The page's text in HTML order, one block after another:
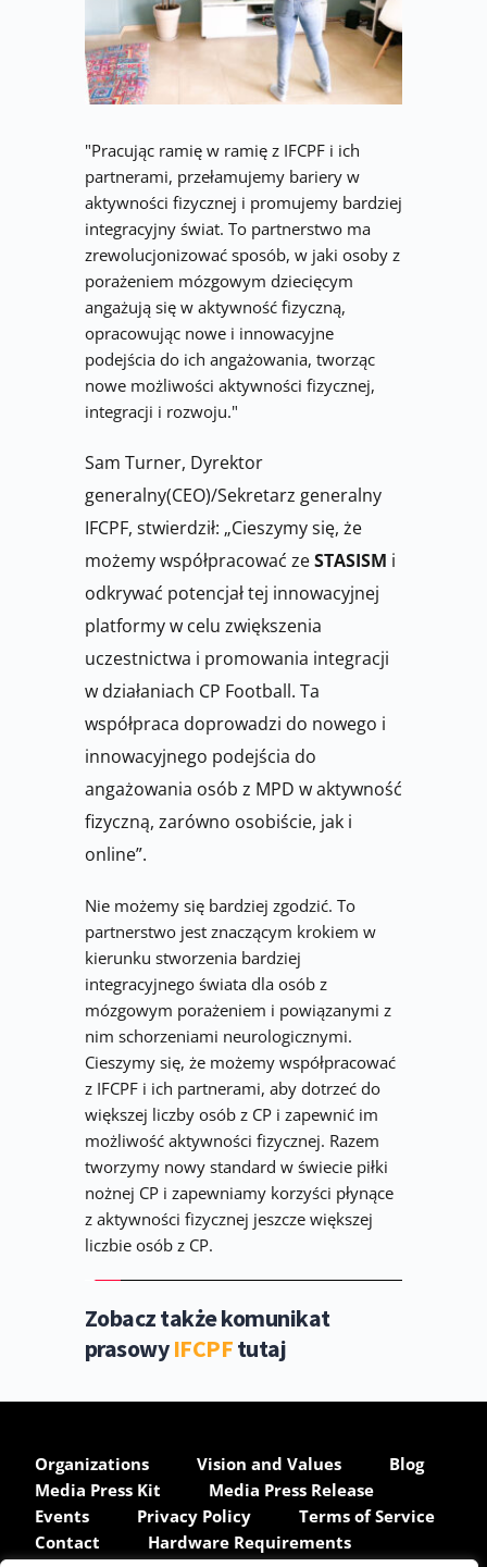
"Pracując ramię w ramię z IFCPF i ich
partnerami, przełamujemy bariery w
aktywności fizycznej i promujemy bardziej
integracyjny świat. To partnerstwo ma
zrewolucjonizować sposób, w jaki osoby z
porażeniem mózgowym dziecięcym
angażują się w aktywność fizyczną,
opracowując nowe i innowacyjne
podejścia do ich angażowania, tworząc
nowe możliwości aktywności fizycznej,
integracji i rozwoju."
Sam Turner, Dyrektor
generalny(CEO)/Sekretarz generalny
IFCPF, stwierdził: „Cieszymy się, że
możemy współpracować ze STASISM i
odkrywać potencjał tej innowacyjnej
platformy w celu zwiększenia
uczestnictwa i promowania integracji
w działaniach CP Football. Ta
współpraca doprowadzi do nowego i
innowacyjnego podejścia do
angażowania osób z MPD w aktywność
fizyczną, zarówno osobiście, jak i
online”.
Nie możemy się bardziej zgodzić. To
partnerstwo jest znaczącym krokiem w
kierunku stworzenia bardziej
integracyjnego świata dla osób z
mózgowym porażeniem i powiązanymi z
nim schorzeniami neurologicznymi.
Cieszymy się, że możemy współpracować
z IFCPF i ich partnerami, aby dotrzeć do
większej liczby osób z CP i zapewnić im
możliwość aktywności fizycznej. Razem
tworzymy nowy standard w świecie piłki
nożnej CP i zapewniamy korzyści płynące
z aktywności fizycznej jeszcze większej
liczbie osób z CP.
Zobacz także komunikat
prasowy IFCPF tutaj
Organizations Vision and Values
Blog
Media Press Kit
Media Press Release
Events
Privacy Policy
Terms of Service
Contact
Hardware Requirements